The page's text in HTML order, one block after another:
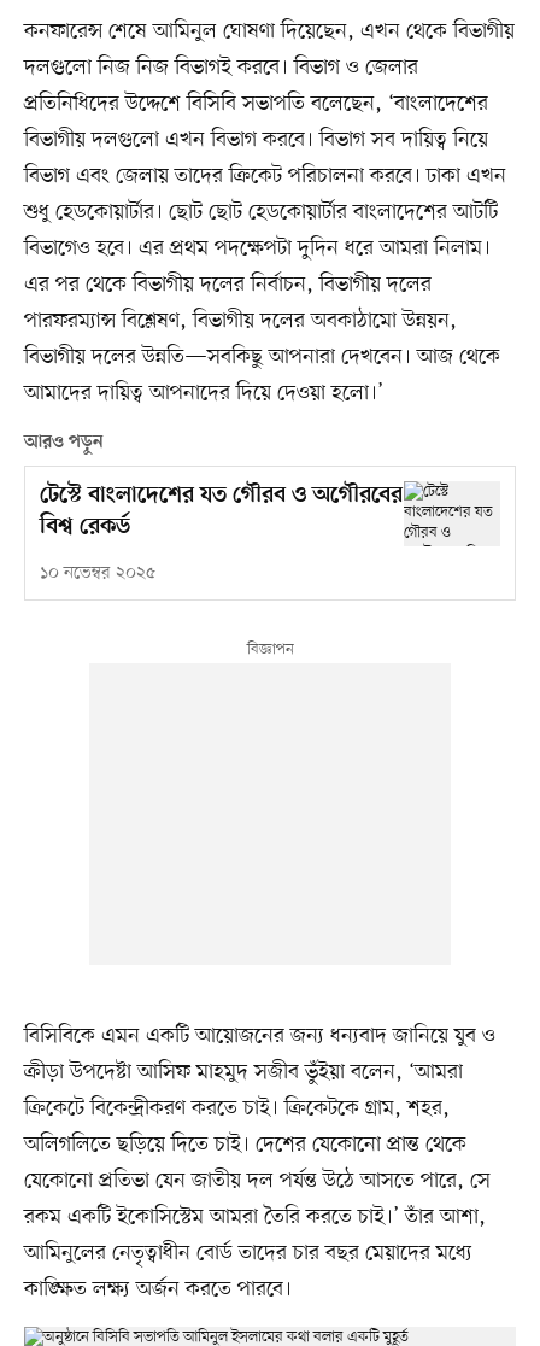
কনফারেন্স শেষে আমিনুল ঘোষণা দিয়েছেন, এখন থেকে বিভাগীয়
দলগুলো নিজ নিজ বিভাগই করবে। বিভাগ ও জেলার
প্রতিনিধিদের উদ্দেশে বিসিবি সভাপতি বলেছেন, ‘বাংলাদেশের
বিভাগীয় দলগুলো এখন বিভাগ করবে। বিভাগ সব দায়িত্ব নিয়ে
বিভাগ এবং জেলায় তাদের ক্রিকেট পরিচালনা করবে। ঢাকা এখন
শুধু হেডকোয়ার্টার। ছোট ছোট হেডকোয়ার্টার বাংলাদেশের আটটি
বিভাগেও হবে। এর প্রথম পদক্ষেপটা দুদিন ধরে আমরা নিলাম।
এর পর থেকে বিভাগীয় দলের নির্বাচন, বিভাগীয় দলের
পারফরম্যান্স বিশ্লেষণ, বিভাগীয় দলের অবকাঠামো উন্নয়ন,
বিভাগীয় দলের উন্নতি—সবকিছু আপনারা দেখবেন। আজ থেকে
আমাদের দায়িত্ব আপনাদের দিয়ে দেওয়া হলো।’
আরও পড়ুন
টেস্টে বাংলাদেশের যত গৌরব ও অগৌরবের
বিশ্ব রেকর্ড
১০ নভেম্বর ২০২৫
বিসিবিকে এমন একটি আয়োজনের জন্য ধন্যবাদ জানিয়ে যুব ও
ক্রীড়া উপদেষ্টা আসিফ মাহমুদ সজীব ভুঁইয়া বলেন, ‘আমরা
ক্রিকেটে বিকেন্দ্রীকরণ করতে চাই। ক্রিকেটকে গ্রাম, শহর,
অলিগলিতে ছড়িয়ে দিতে চাই। দেশের যেকোনো প্রান্ত থেকে
যেকোনো প্রতিভা যেন জাতীয় দল পর্যন্ত উঠে আসতে পারে, সে
রকম একটি ইকোসিস্টেম আমরা তৈরি করতে চাই।’ তাঁর আশা,
আমিনুলের নেতৃত্বাধীন বোর্ড তাদের চার বছর মেয়াদের মধ্যে
কাঙ্ক্ষিত লক্ষ্য অর্জন করতে পারবে।